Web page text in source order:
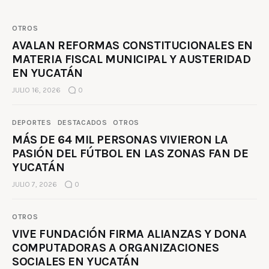
OTROS
AVALAN REFORMAS CONSTITUCIONALES EN
MATERIA FISCAL MUNICIPAL Y AUSTERIDAD
EN YUCATÁN
JULIO 16, 2026 0
DEPORTES DESTACADOS OTROS
MÁS DE 64 MIL PERSONAS VIVIERON LA
PASIÓN DEL FÚTBOL EN LAS ZONAS FAN DE
YUCATÁN
JULIO 7, 2026 0
OTROS
VIVE FUNDACIÓN FIRMA ALIANZAS Y DONA
COMPUTADORAS A ORGANIZACIONES
SOCIALES EN YUCATÁN